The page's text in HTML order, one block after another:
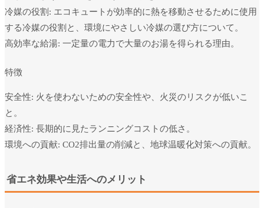
冷媒の役割: エコキュートが効率的に熱を移動させるために使用
する冷媒の役割と、環境にやさしい冷媒の選び方について。
高効率な給湯: 一定量の電力で大量のお湯を得られる理由。
特徴
安全性: 火を使わないための安全性や、火災のリスクが低いこ
と。
経済性: 長期的に見たランニングコストの低さ。
環境への貢献: CO2排出量の削減と、地球温暖化対策への貢献。
省エネ効果や生活へのメリット